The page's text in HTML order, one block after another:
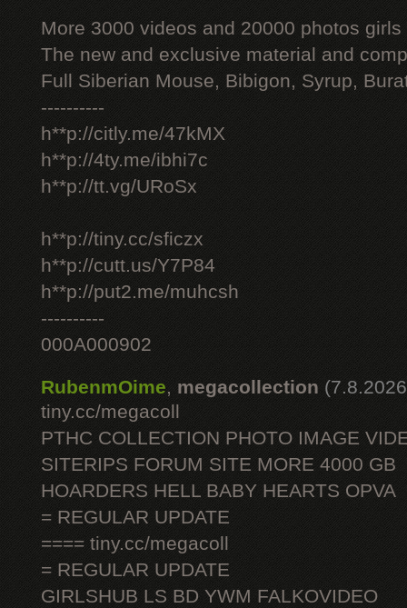
More 3000 videos and 20000 photos
The new and exclusive material and
Full Siberian Mouse, Bibigon, Syrup,
----------
h**p://citly.me/47kMX
h**p://4ty.me/ibhi7c
h**p://tt.vg/URoSx
h**p://tiny.cc/sficzx
h**p://cutt.us/Y7P84
h**p://put2.me/muhcsh
----------
000A000902
RubenmOime, megacollection
tiny.cc/megacoll
PTHC COLLECTION PHOTO IMAGE
SITERIPS FORUM SITE MORE 4000 GB
HOARDERS HELL BABY HEARTS OPVA
= REGULAR UPDATE
==== tiny.cc/megacoll
= REGULAR UPDATE
GIRLSHUB LS BD YWM FALKOVIDEO